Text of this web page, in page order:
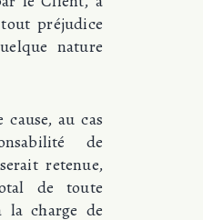
préjudice
nature
au cas
de
retenue,
de toute
la charge de